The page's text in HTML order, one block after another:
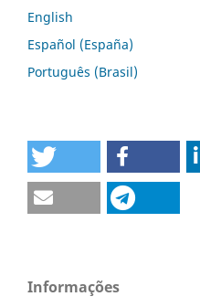
English
Español (España)
Português (Brasil)
Informações